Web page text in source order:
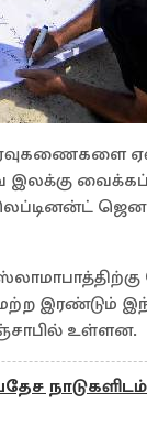
மற்ற இரண்டும்
உள்ளன.